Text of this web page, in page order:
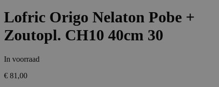
Lofric Origo Nelaton Pobe +
Zoutopl. CH10 40cm 30
In voorraad
€ 81,00